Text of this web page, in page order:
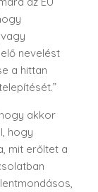
nevelést
a hittan
akkor
hogy
mit erőltet a